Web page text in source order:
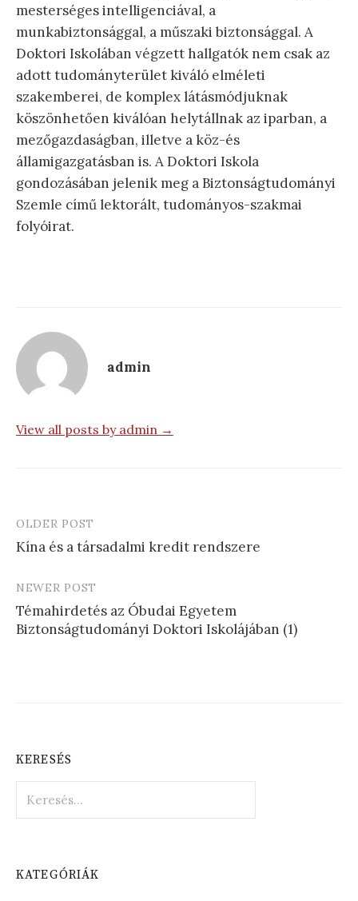
mesterséges intelligenciával, a
munkabiztonsággal, a műszaki biztonsággal. A
Doktori Iskolában végzett hallgatók nem csak az
adott tudományterület kiváló elméleti
szakemberei, de komplex látásmódjuknak
köszönhetően kiválóan helytállnak az iparban, a
mezőgazdaságban, illetve a köz-és
államigazgatásban is. A Doktori Iskola
gondozásában jelenik meg a Biztonságtudományi
Szemle című lektorált, tudományos-szakmai
folyóirat.
admin
View all posts by admin →
Post
navigation
OLDER POST
Kína és a társadalmi kredit rendszere
NEWER POST
Témahirdetés az Óbudai Egyetem
Biztonságtudományi Doktori Iskolájában (1)
KERESÉS
KATEGÓRIÁK